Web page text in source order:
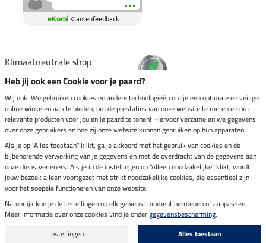
eKomi Klantenfeedback
Klimaatneutrale shop
Verzending per
Veilig betalen met
Impressum
Laatste update op 08.08.2026 om 14:33 uur
Alle prijzen in euro's, incl. BTW, excl. verzendkosten.
Heb jij ook een Cookie voor je paard?
Wij ook! We gebruiken cookies en andere technologieën om je een optimale en veilige
online winkelen aan te bieden, om de prestaties van onze website te meten en om
relevante producten voor jou en je paard te tonen! Hiervoor verzamelen we gegevens
over onze gebruikers en hoe zij onze website kunnen gebruiken op hun apparaten.
Als je op "Alles toestaan" klikt, ga je akkoord met het gebruik van cookies en de
bijbehorende verwerking van je gegevens en met de overdracht van de gegevens aan
onze dienstverleners. Als je in de instellingen op "Alleen noodzakelijke" klikt, wordt
jouw bezoek alleen voortgezet met strikt noodzakelijke cookies, die essentieel zijn
voor het soepele functioneren van onze website.
Natuurlijk kun je de instellingen op elk gewenst moment herroepen of aanpassen.
Meer informatie over onze cookies vind je ondergegevensbescherming.
Instellingen
Alles toestaan